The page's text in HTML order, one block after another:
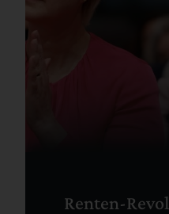
Renten-